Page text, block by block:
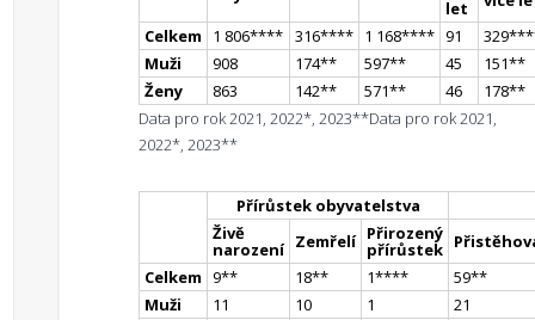
let
Celkem
1 806**** 316**** 1 168**** 91 329**
Muži
908 174** 597** 45 151**
Ženy
863 142** 571** 46 178**
Data pro rok 2021, 2022*, 2023**Data pro rok 2021,
2022*, 2023**
Přírůstek obyvatelstva
Živě
narození Zemřelí Přirozený
přírůstek
Celkem 9** 18** 1**** 59**
Muži
11 10 1
21